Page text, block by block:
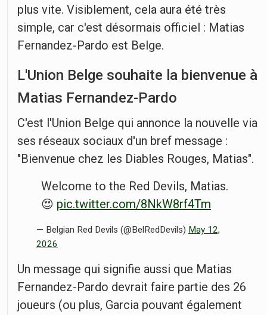
plus vite. Visiblement, cela aura été très
simple, car c'est désormais officiel : Matias
Fernandez-Pardo est Belge.
L'Union Belge souhaite la bienvenue à
Matias Fernandez-Pardo
C'est l'Union Belge qui annonce la nouvelle via
ses réseaux sociaux d'un bref message :
"Bienvenue chez les Diables Rouges, Matias".
Welcome to the Red Devils, Matias.
😍 pic.twitter.com/8NkW8rf4Tm
— Belgian Red Devils (@BelRedDevils) May 12,
2026
Un message qui signifie aussi que Matias
Fernandez-Pardo devrait faire partie des 26
joueurs (ou plus, Garcia pouvant également